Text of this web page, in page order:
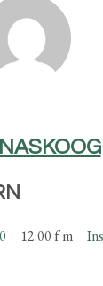
12:00 f m